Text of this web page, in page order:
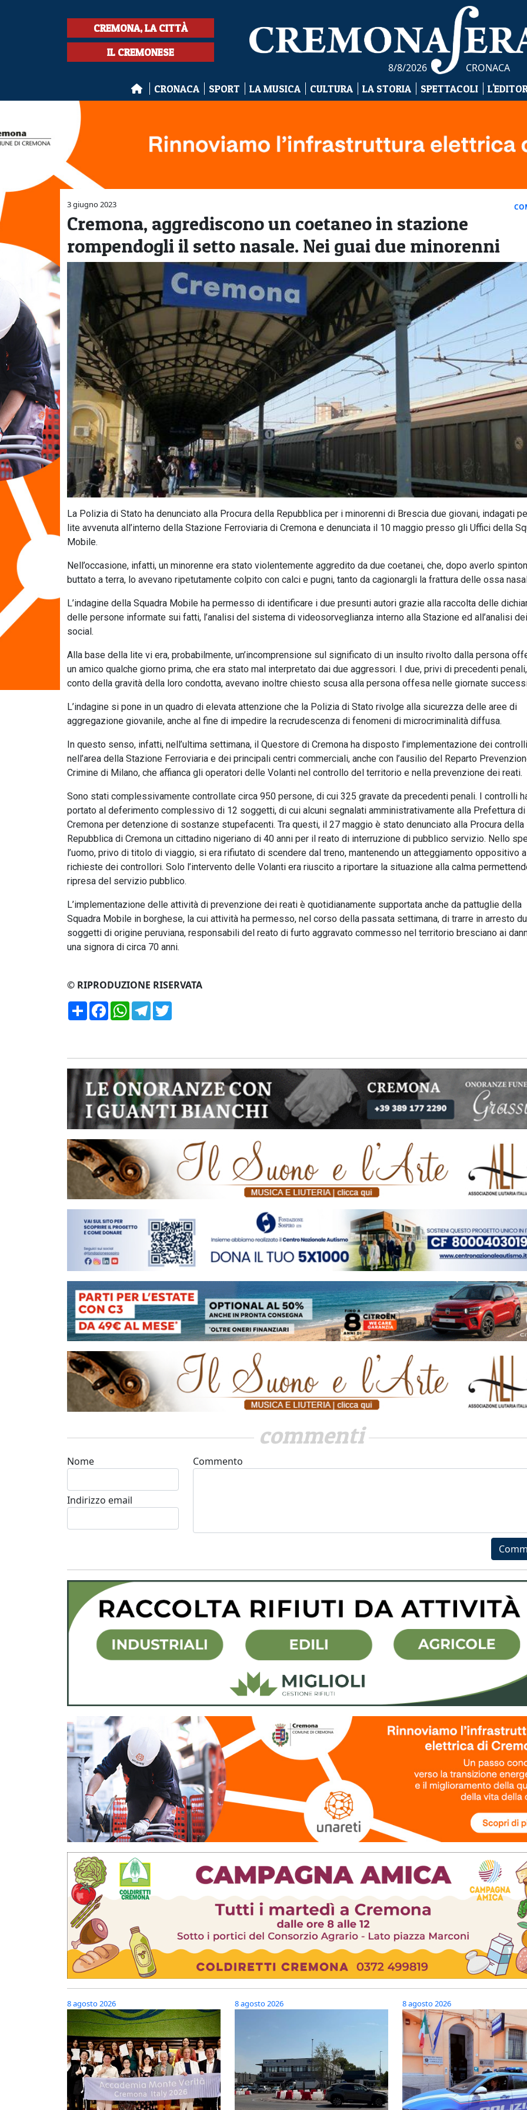
CREMONA, LA CITTÀ
IL CREMONESE
8/8/2026 CRONACA
CRONACA SPORT LA MUSICA CULTURA LA STORIA SPETTACOLI
3 giugno 2023
Cremona, aggrediscono un coetaneo in stazione
rompendogli il setto nasale. Nei guai due minorenni
La Polizia di Stato ha denunciato alla Procura della Repubblica per i minorenni di Brescia due giovani, indagati
lite avvenuta all’interno della Stazione Ferroviaria di Cremona e denunciata il 10 maggio presso gli Uffici della
Mobile.
Nell’occasione, infatti, un minorenne era stato violentemente aggredito da due coetanei, che, dopo averlo
buttato a terra, lo avevano ripetutamente colpito con calci e pugni, tanto da cagionargli la frattura delle ossa
L’indagine della Squadra Mobile ha permesso di identificare i due presunti autori grazie alla raccolta delle
delle persone informate sui fatti, l’analisi del sistema di videosorveglianza interno alla Stazione ed all’analisi
social.
Alla base della lite vi era, probabilmente, un’incomprensione sul significato di un insulto rivolto dalla persona
un amico qualche giorno prima, che era stato mal interpretato dai due aggressori. I due, privi di precedenti
conto della gravità della loro condotta, avevano inoltre chiesto scusa alla persona offesa nelle giornate
L’indagine si pone in un quadro di elevata attenzione che la Polizia di Stato rivolge alla sicurezza delle aree di
aggregazione giovanile, anche al fine di impedire la recrudescenza di fenomeni di microcriminalità diffusa.
In questo senso, infatti, nell’ultima settimana, il Questore di Cremona ha disposto l’implementazione dei controlli
nell’area della Stazione Ferroviaria e dei principali centri commerciali, anche con l’ausilio del Reparto
Crimine di Milano, che affianca gli operatori delle Volanti nel controllo del territorio e nella prevenzione dei reati.
Sono stati complessivamente controllate circa 950 persone, di cui 325 gravate da precedenti penali. I controlli
portato al deferimento complessivo di 12 soggetti, di cui alcuni segnalati amministrativamente alla Prefettura di
Cremona per detenzione di sostanze stupefacenti. Tra questi, il 27 maggio è stato denunciato alla Procura della
Repubblica di Cremona un cittadino nigeriano di 40 anni per il reato di interruzione di pubblico servizio. Nello
l’uomo, privo di titolo di viaggio, si era rifiutato di scendere dal treno, mantenendo un atteggiamento oppositivo
richieste dei controllori. Solo l’intervento delle Volanti era riuscito a riportare la situazione alla calma
ripresa del servizio pubblico.
L’implementazione delle attività di prevenzione dei reati è quotidianamente supportata anche da pattuglie della
Squadra Mobile in borghese, la cui attività ha permesso, nel corso della passata settimana, di trarre in arresto
soggetti di origine peruviana, responsabili del reato di furto aggravato commesso nel territorio bresciano ai
una signora di circa 70 anni.
© RIPRODUZIONE RISERVATA
CondividiFacebookWhatsApp
Telegram
commenti
Nome
Indirizzo email
Commento
8 agosto 2026 8 agosto 2026 8 agosto 2026